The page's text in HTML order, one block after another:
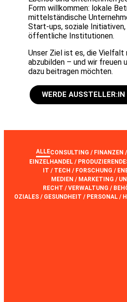
Form willkommen: lokale
mittelständische
Start-ups, soziale Initiativen,
öffentliche Institutionen.
Unser Ziel ist es, die Vielfalt
abzubilden – und wir freuen
dazu beitragen möchten.
WERDE AUSSTELLER:IN
CONSULTING / FINANZEN
EINZELHANDEL /
IT / TECH / FORSCHUNG /
MEDIEN / MARKETING /
RECHT / VERWALTUNG /
SOZIALES / GESUNDHEIT / PERSONAL /
ALLE